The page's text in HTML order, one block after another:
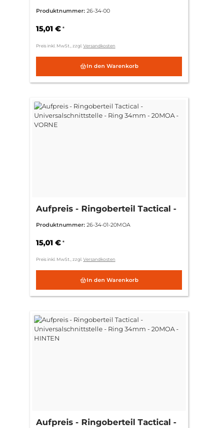
34mm
Produktnummer: 26-34-00
15,01 € *
Preis inkl. MwSt., zzgl. Versandkosten
In den Warenkorb
Aufpreis - Ringoberteil Tactical -
34mm - 20MOA -VORNE
Produktnummer: 26-34-01-20MOA
15,01 € *
Preis inkl. MwSt., zzgl.Versandkosten
In den Warenkorb
Aufpreis - Ringoberteil Tactical -